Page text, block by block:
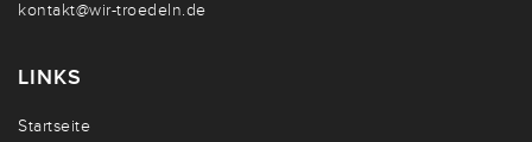
kontakt@wir-troedeln.de
LINKS
Startseite